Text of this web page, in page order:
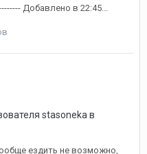
Добавлено в 22:45...
stasoneka в
ездить не возможно,